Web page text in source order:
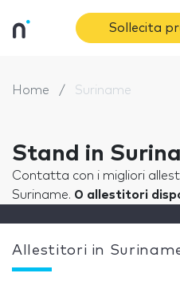
Sollecita
Home Suriname
Stand in
Contatta con i migliori
Suriname. 0 allestitori
Allestitori in